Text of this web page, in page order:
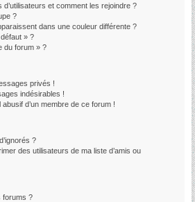
et comment les rejoindre ?
?
dans une couleur différente ?
» ?
du forum » ?
privés !
indésirables !
d’un membre de ce forum !
?
des utilisateurs de ma liste d’amis ou
forums ?